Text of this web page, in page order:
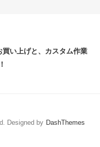
い上げと、カスタム作業
Designed by DashThemes